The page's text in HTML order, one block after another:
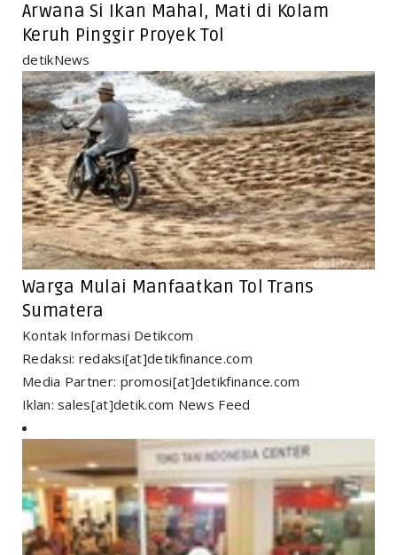
Arwana Si Ikan Mahal, Mati di Kolam
Keruh Pinggir Proyek Tol
detikNews
Warga Mulai Manfaatkan Tol Trans
Sumatera
Kontak Informasi Detikcom
Redaksi: redaksi[at]detikfinance.com
Media Partner: promosi[at]detikfinance.com
Iklan: sales[at]detik.com News Feed